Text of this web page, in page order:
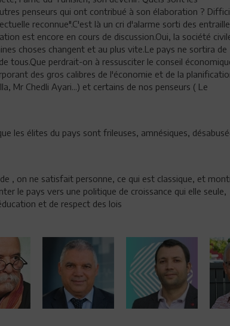
penseurs qui ont contribué à son élaboration ?
reconnue".C'est là un cri d'alarme sorti des
est encore en cours de discussion.Oui, la société
choses changent et au plus vite.Le pays ne sortira de
tous.Que perdrait-on à ressusciter le conseil
des gros calibres de l'économie et de la
Mr Chedli Ayari...) et certains de nos penseurs ( Le
les élites du pays sont frileuses, amnésiques,
, on ne satisfait personne, ce qui est classique, et
le pays vers une politique de croissance qui elle seule,
et de respect des lois